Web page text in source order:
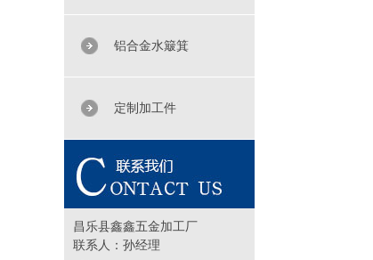
铝合金水簸箕
定制加工件
昌乐县鑫鑫五金加工厂
联系人：孙经理